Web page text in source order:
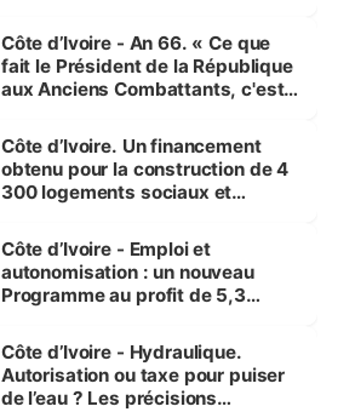
Côte d’Ivoire - An 66. « Ce que
fait le Président de la République
aux Anciens Combattants, c'est
Côte d’Ivoire. Un financement
obtenu pour la construction de 4
300 logements sociaux et
et Yamoussoukro
Côte d’Ivoire - Emploi et
autonomisation : un nouveau
Programme au profit de 5,3
Côte d’Ivoire - Hydraulique.
Autorisation ou taxe pour puiser
de l’eau ? Les précisions